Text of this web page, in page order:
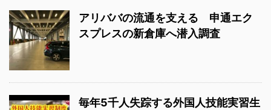
アリババの流通を支える 申通エク
スプレスの新倉庫へ潜入調査
毎年5千人失踪する外国人技能実習生